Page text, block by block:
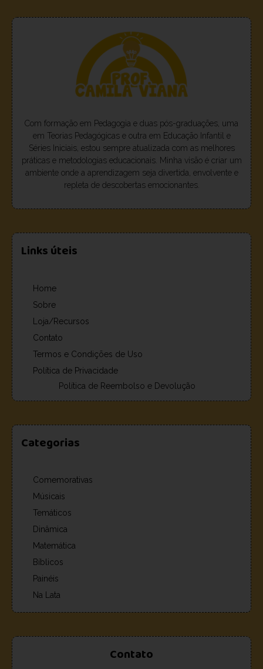
Com formação em Pedagogia e duas pós-graduações, uma
em Teorias Pedagógicas e outra em Educação Infantil e
Séries Iniciais, estou sempre atualizada com as melhores
práticas e metodologias educacionais. Minha visão é criar um
ambiente onde a aprendizagem seja divertida, envolvente e
repleta de descobertas emocionantes.
Links úteis
Home
Sobre
Loja/Recursos
Contato
Termos e Condições de Uso
Política de Privacidade
Política de Reembolso e Devolução
Categorias
Comemorativas
Músicais
Temáticos
Dinâmica
Matemática
Bíblicos
Painéis
Na Lata
Contato